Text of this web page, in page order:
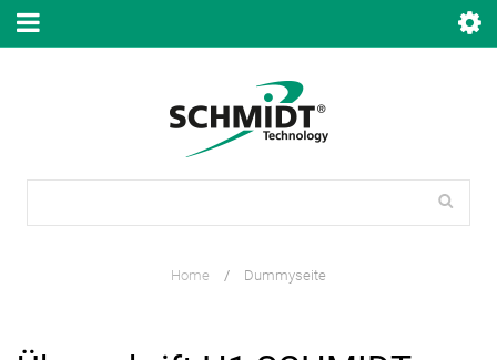
Home / Dummyseite